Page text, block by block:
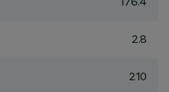
2.8
210